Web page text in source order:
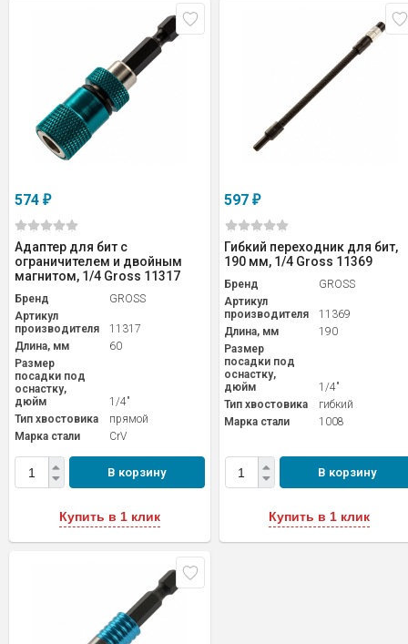
574 ₽
Адаптер для бит с
ограничителем и двойным
магнитом, 1/4 Gross 11317
Бренд
GROSS
Артикул
производителя
11317
Длина, мм
60
Размер
посадки под
оснастку,
дюйм
1/4"
Тип хвостовика
прямой
Марка стали
CrV
В корзину
Купить в 1 клик
597₽
Гибкий переходник для бит,
190 мм, 1/4 Gross 11369
Бренд
GROSS
Артикул
производителя
11369
Длина, мм
190
Размер
посадки под
оснастку,
дюйм
1/4"
Тип хвостовика
гибкий
Марка стали
1008
В корзину
Купить в 1 клик